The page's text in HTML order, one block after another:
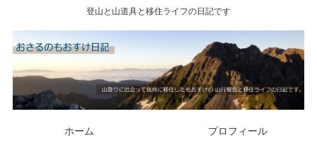
登山と山道具と移住ライフの日記です
ホーム プロフィール